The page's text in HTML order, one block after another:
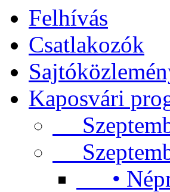
Felhívás
Csatlakozók
Kaposvári
•